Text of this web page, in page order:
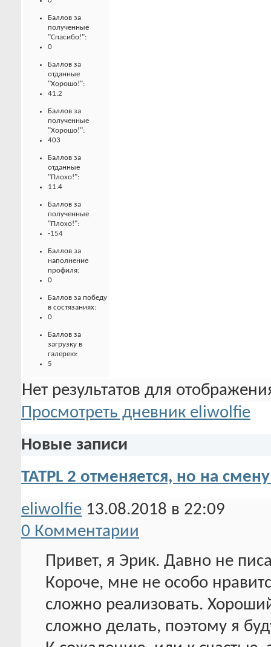
Баллов за
полученные
"Спасибо!":
0
Баллов за
отданные
"Хорошо!":
41.2
Баллов за
полученные
"Хорошо!":
403
Баллов за
отданные
"Плохо!":
11.4
Баллов за
полученные
"Плохо!":
-154
Баллов за
наполнение
профиля:
0
Баллов за победу
в состязаниях:
0
Баллов за
загрузку в
галерею:
5
Нет результатов для
Просмотреть дневник eliwolfie
Новые записи
TATPL 2 отменяется, но на
eliwolfie 13.08.2018 в 22:09
0 Комментарии
Привет, я Эрик. Давно не
Короче, мне не особо
сложно реализовать.
сложно делать, поэтому я